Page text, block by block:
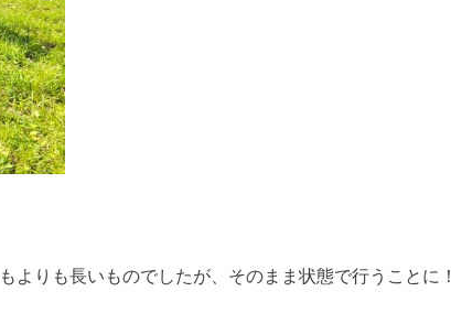
よりも長いものでしたが、そのまま状態で行うことに！